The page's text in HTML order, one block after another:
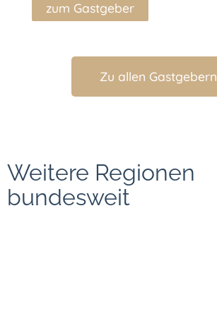
zum Gastgeber
Zu allen Gastgebern
Weitere Regionen
bundesweit